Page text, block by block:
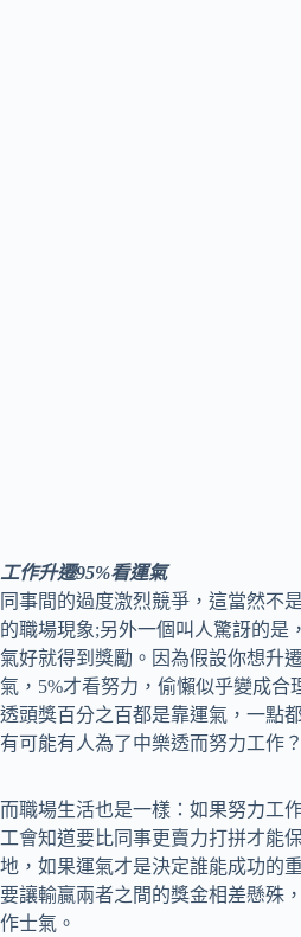
工作升遷95%看運氣
同事間的過度激烈競爭，這當然不
的職場現象;另外一個叫人驚訝的是
氣好就得到獎勵。因為假設你想升
氣，5%才看努力，偷懶似乎變成合
透頭獎百分之百都是靠運氣，一點
有可能有人為了中樂透而努力工作？
而職場生活也是一樣：如果努力工
工會知道要比同事更賣力打拼才能
地，如果運氣才是決定誰能成功的
要讓輸贏兩者之間的獎金相差懸殊
作士氣。